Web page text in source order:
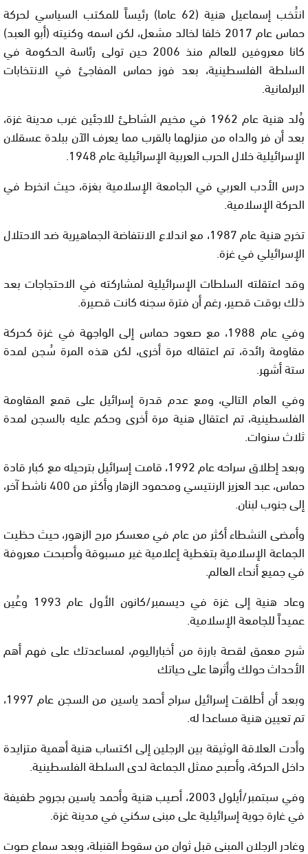
انتُخب إسماعيل هنية (62 عاما) رئيساً للمكتب السياسي لحركة
حماس عام 2017 خلفا لخالد مشعل، لكن اسمه وكنيته (أبو العبد)
كانا معروفين للعالم منذ 2006 حين تولى رئاسة الحكومة في
السلطة الفلسطينية، بعد فوز حماس المفاجئ في الانتخابات
البرلمانية.
وُلد هنية عام 1962 في مخيم الشاطئ للاجئين غرب مدينة غزة،
بعد أن فر والداه من منزلهما بالقرب مما يعرف الآن ببلدة عسقلان
الإسرائيلية خلال الحرب العربية الإسرائيلية عام 1948.
درس الأدب العربي في الجامعة الإسلامية بغزة، حيث انخرط في
الحركة الإسلامية.
تخرج هنية عام 1987، مع اندلاع الانتفاضة الجماهيرية ضد الاحتلال
الإسرائيلي في غزة.
وقد اعتقلته السلطات الإسرائيلية لمشاركته في الاحتجاجات بعد
ذلك بوقت قصير، رغم أن فترة سجنه كانت قصيرة.
وفي عام 1988، مع صعود حماس إلى الواجهة في غزة كحركة
مقاومة رائدة، تم اعتقاله مرة أخرى، لكن هذه المرة سُجن لمدة
ستة أشهر.
وفي العام التالي، ومع عدم قدرة إسرائيل على قمع المقاومة
الفلسطينية، تم اعتقال هنية مرة أخرى وحكم عليه بالسجن لمدة
ثلاث سنوات.
وبعد إطلاق سراحه عام 1992، قامت إسرائيل بترحيله مع كبار قادة
حماس، عبد العزيز الرنتيسي ومحمود الزهار وأكثر من 400 ناشط آخر،
إلى جنوب لبنان.
وأمضى النشطاء أكثر من عام في معسكر مرج الزهور، حيث حظيت
الجماعة الإسلامية بتغطية إعلامية غير مسبوقة وأصبحت معروفة
في جميع أنحاء العالم.
وعاد هنية إلى غزة في ديسمبر/كانون الأول عام 1993 وعُين
عميداً للجامعة الإسلامية.
شرح معمق لقصة بارزة من أخباراليوم، لمساعدتك على فهم أهم
الأحداث حولك وأثرها على حياتك
وبعد أن أطلقت إسرائيل سراح أحمد ياسين من السجن عام 1997،
تم تعيين هنية مساعدا له.
وأدت العلاقة الوثيقة بين الرجلين إلى اكتساب هنية أهمية متزايدة
داخل الحركة، وأصبح ممثل الجماعة لدى السلطة الفلسطينية.
وفي سبتمبر/أيلول 2003، أصيب هنية وأحمد ياسين بجروح طفيفة
في غارة جوية إسرائيلية على مبنى سكني في مدينة غزة.
وغادر الرجلان المبنى قبل ثوان من سقوط القنبلة، وبعد سماع صوت